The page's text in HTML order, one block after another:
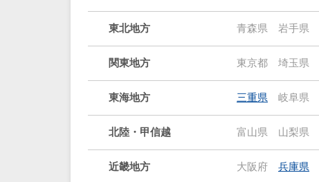
東北地方 青森県 岩手県
関東地方 東京都 埼玉県
東海地方 三重県 岐阜県
北陸・甲信越 富山県 山梨県
近畿地方 大阪府 兵庫県